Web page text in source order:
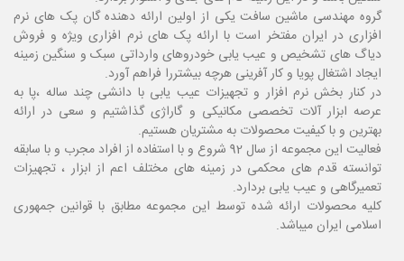
گروه مهندسی ماشین سافت یکی از اولین ارائه دهنده گان پک های نرم
افزاری در ایران مفتخر است با ارائه پک های نرم افزاری ویژه و فروش
دیاگ های تشخیص و عیب یابی خودروهای وارداتی سبک و سنگین زمینه
ایجاد اشتغال پویا و کار آفرینی هرچه بیشتررا فراهم آورد.
در کنار بخش نرم افزار و تجهیزات عیب یابی با دانشی چند ساله ،پا به
عرصه ابزار آلات تخصصی مکانیکی و گاراژی گذاشتیم و سعی در ارائه
بهترین و با کیفیت محصولات به مشتریان هستیم.
فعالیت این مجموعه از سال 92 شروع و با استفاده از افراد مجرب و با سابقه
توانسته قدم های محکمی در زمینه های مختلف اعم از ابزار ، تجهیزات
تعمیرگاهی و عیب یابی بردارد.
کلیه محصولات ارائه شده توسط این مجموعه مطابق با قوانین جمهوری
اسلامی ایران میباشد.